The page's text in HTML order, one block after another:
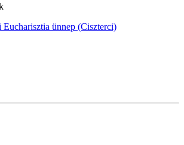
Eucharisztia ünnep (Ciszterci)